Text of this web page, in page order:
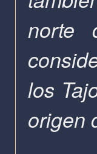
norte
los
origen